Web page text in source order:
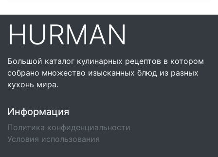
HURMAN
Большой каталог кулинарных рецептов в котором
собрано множество изысканных блюд из разных
кухонь мира.
Информация
Политика конфиденциальности
Условия использования